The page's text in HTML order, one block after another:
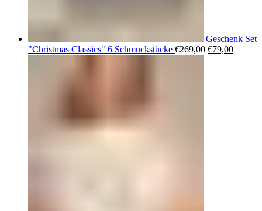
Geschenk Set
"Christmas Classics" 6 Schmuckstücke €269,00 Ursprünglicher
€79,00